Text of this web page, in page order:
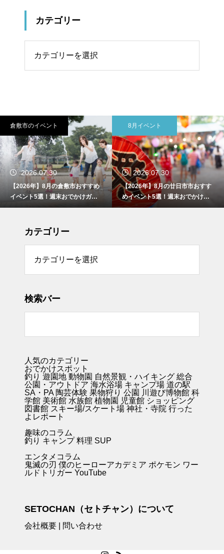
カテゴリー
8月イベント
2026.07.30
【2026年】8月の廿日市市おすす
めイベント5選！週末おでかけガ
イド
8月イベント
2026.07.30
【2026年】8月の津山市おすすめ
イベント5選！週末おでかけガイ
ド
カテゴリー
検索バー
人気のカテゴリー
おでかけスポット
釣り 遊園地 動物園 自然景観・ハイキング 総合
公園・アウトドア 海水浴場 キャンプ場 道の駅
SA・PA 陶芸体験 果物狩り 公園 川遊び博物館 科
学館 美術館 水族館 植物園 児童館 ショッピング
図書館 スキー場/スケート場 神社・寺院 行った
よレポート
趣味のコラム
釣り キャンプ料理 SUP
エンタメコラム
鬼滅の刃 僕のヒーローアカデミア ポケモン ワー
ルドトリガー YouTube
SETOCHAN（セトチャン）について
会社概要 問い合わせ